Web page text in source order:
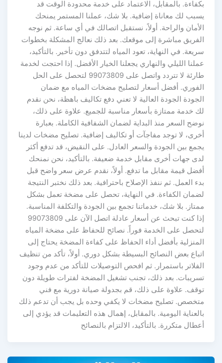
بكفاءة. بالمقابل، الاعتماد على خدمة محدودة الوقت قد
يسبب لك معاناة إضافية. بلا شك، عملنا المستمر يمنحك
الأمان والراحة. أولاً، نستقبل اتصالك في أي ساعة. ثم نوجه
الفريق مباشرة إلى موقعك. بعد ذلك نعالج المشكلة بخطوات
سريعة. في النهاية، تعود المياه لتتدفق دون تأخير. بالتأكيد،
عملنا الليلي والنهاري يجعلنا الخيار الأفضل. إذا احتجت لخدمة
طارئة لا تتردد واتصل على 99073809 لتحصل على الحل
الفوري. أفضل أسعار لتصليح مضخات المياه مع ضمان
الجودة الجودة العالية لا تعني دفع تكاليف باهظة، نحن نقدم
لك خدمة ممتازة بأسعار مناسبة للجميع. علاوة على ذلك،
نوضح السعر منذ البداية لضمان الشفافية الكاملة. بعبارة
أخرى، لا توجد مفاجآت أو تكاليف إضافية. تصليح مضخات لدينا
يجمع بين الجودة والسعر العادل. على النقيض، قد تدفع أكثر
لدى جهات أخرى مقابل خدمة ضعيفة. بالتأكيد، نحن نمنحك
أفضل قيمة مقابل ما تدفع. أولاً، نقدم عرض سعر واضح قبل
بدء العمل. ثم ننفذ الإصلاح باحترافية. بعد ذلك نختبر النتيجة
لضمان الكفاءة. في النهاية، تحصل على مضخة تعمل بشكل
ممتاز. بلا شك، خدماتنا تجمع بين الجودة والتكلفة المناسبة.
إذا كنت تبحث عن أسعار عادلة اتصل الآن على 99073809
لتحصل على الخدمة فوراً. نصائح للحفاظ على مضخة المياه
المنزلية بأفضل أداء الحفاظ على كفاءة المضخة يحتاج إلى
اتباع بعض النصائح البسيطة بشكل دوري. أولاً، تأكد من تنظيف
الفلاتر باستمرار. ثم افحص التوصيلات للتأكد من عدم وجود
تسريبات. بعد ذلك، تجنب تشغيل المضخة لفترات طويلة دون
توقف. علاوة على ذلك، قم بجدولة صيانة دورية مع فني
متخصص. تصليح مضخات لا يكفي وحده بل يجب أن تدعم ذلك
بالعناية اليومية. بالمقابل، إهمال هذه التعليمات قد يؤدي إلى
أعطال متكررة. بالتأكيد، الالتزام بالنصائح